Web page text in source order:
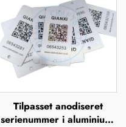
Tilpasset anodiseret
serienummer i aluminium,